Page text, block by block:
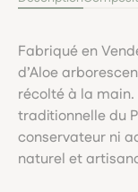
Fabriqué en
d’Aloe
récolté à la
traditionnelle du
conservateur ni
naturel et